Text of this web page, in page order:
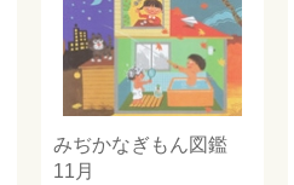
みぢかなぎもん図鑑
11月